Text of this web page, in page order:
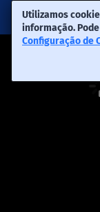
Utilizamos
informação.
Configuração de